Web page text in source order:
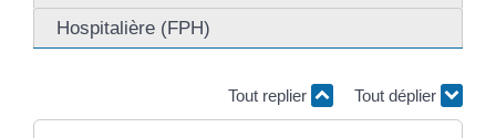
Hospitalière (FPH)
Tout replier Tout déplier